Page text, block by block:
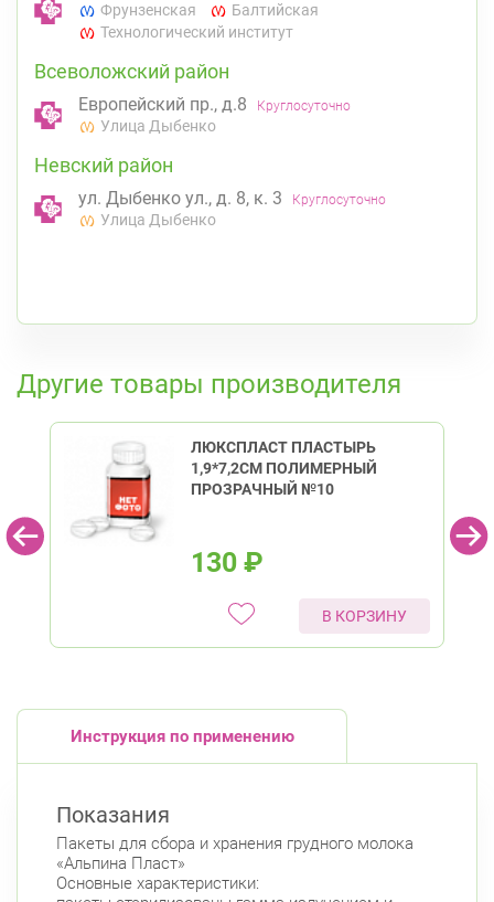
Фрунзенская
Балтийская
Технологический институт
Всеволожский район
Европейский пр., д.8 Круглосуточно
Улица Дыбенко
Невский район
ул. Дыбенко ул., д. 8, к. 3 Круглосуточно
Улица Дыбенко
Другие товары производителя
ЛЮКСПЛАСТ ПЛАСТЫРЬ
1,9*7,2СМ ПОЛИМЕРНЫЙ
ПРОЗРАЧНЫЙ №10
130 ₽
В КОРЗИНУ
Инструкция по применению
Показания
Пакеты для сбора и хранения грудного молока
«Альпина Пласт»
Основные характеристики: